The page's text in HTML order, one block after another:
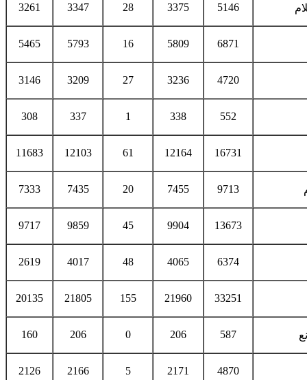
5146
3375
28
3347
3261
6871
5809
16
5793
5465
4720
3236
27
3209
3146
552
338
1
337
308
16731
12164
61
12103
11683
9713
7455
20
7435
7333
13673
9904
45
9859
9717
6374
4065
48
4017
2619
33251
21960
155
21805
20135
587
206
0
206
160
4870
2171
5
2166
2126